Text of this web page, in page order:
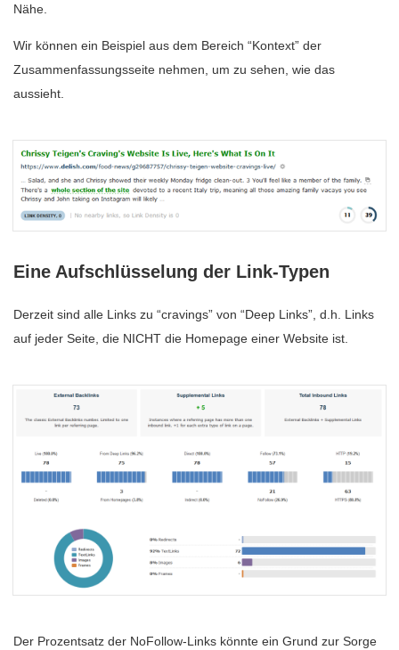
Nähe.
Wir können ein Beispiel aus dem Bereich “Kontext” der
Zusammenfassungsseite nehmen, um zu sehen, wie das
aussieht.
Eine Aufschlüsselung der Link-Typen
Derzeit sind alle Links zu “cravings” von “Deep Links”, d.h. Links
auf jeder Seite, die NICHT die Homepage einer Website ist.
Der Prozentsatz der NoFollow-Links könnte ein Grund zur Sorge